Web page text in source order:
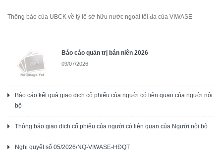
Thông báo của UBCK về tỷ lệ sở hữu nước ngoài tối đa của VIWASE
Báo cáo quản trị bán niên 2026
09/07/2026
Báo cáo kết quả giao dịch cổ phiếu của người có liên quan của người nội
bộ
Thông báo giao dịch cổ phiếu của người có liên quan của Người nội bộ
Nghị quyết số 05/2026/NQ-VIWASE-HĐQT